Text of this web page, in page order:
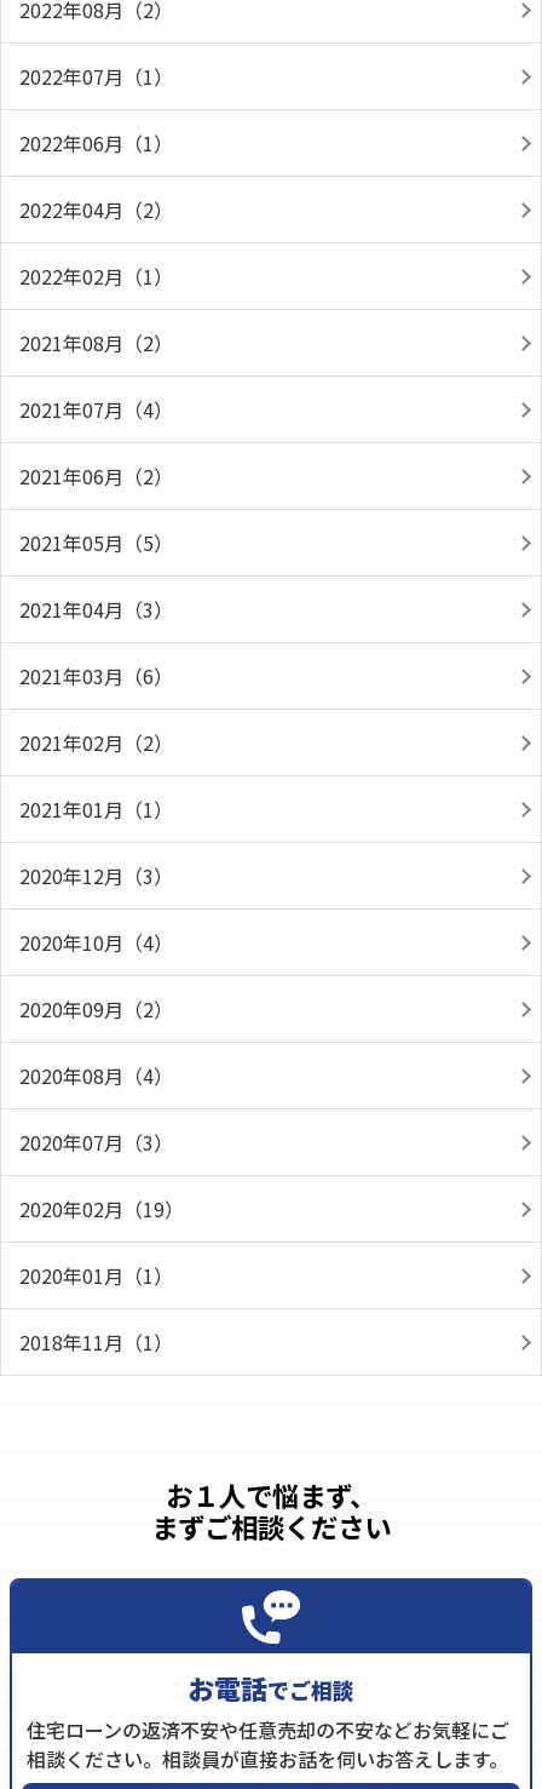
2022年08月（2）
2022年07月（1）
2022年06月（1）
2022年04月（2）
2022年02月（1）
2021年08月（2）
2021年07月（4）
2021年06月（2）
2021年05月（5）
2021年04月（3）
2021年03月（6）
2021年02月（2）
2021年01月（1）
2020年12月（3）
2020年10月（4）
2020年09月（2）
2020年08月（4）
2020年07月（3）
2020年02月（19）
2020年01月（1）
2018年11月（1）
お１人で悩まず、
まずご相談ください
お電話でご相談
住宅ローンの返済不安や任意売却の不安などお気軽にご
相談ください。相談員が直接お話を伺いお答えします。